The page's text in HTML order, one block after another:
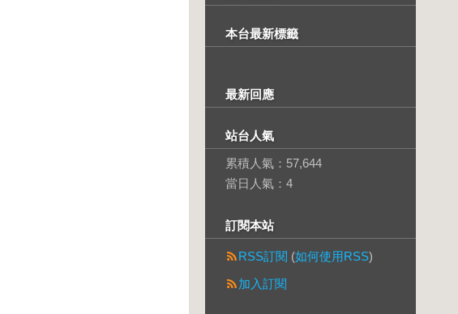
本台最新標籤
最新回應
站台人氣
累積人氣： 57,644
當日人氣： 4
訂閱本站
RSS訂閱 (如何使用RSS)
加入訂閱